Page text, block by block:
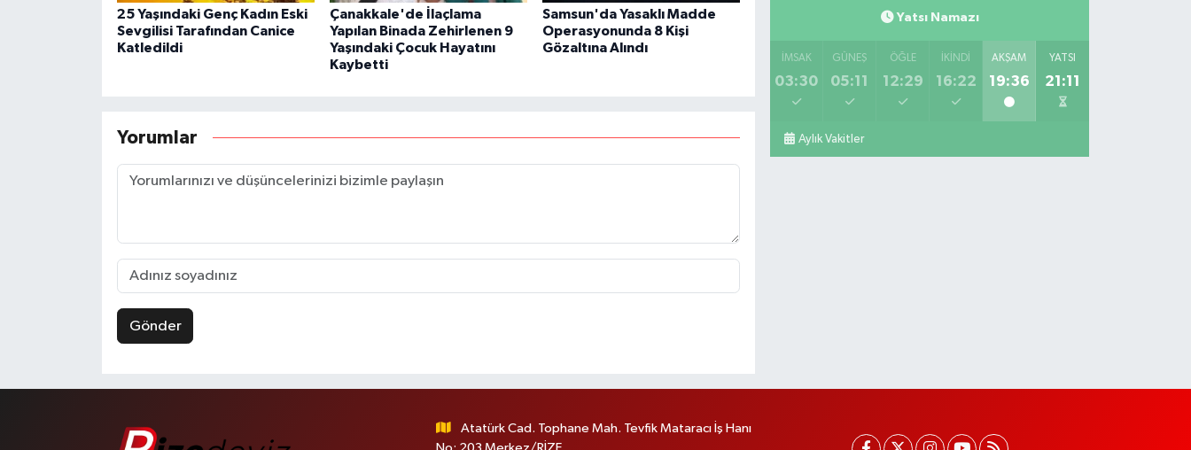
25 Yaşındaki Genç Kadın Eski
Sevgilisi Tarafından Canice
Katledildi
Çanakkale'de İlaçlama
Yapılan Binada Zehirlenen 9
Yaşındaki Çocuk Hayatını
Kaybetti
Samsun'da Yasaklı Madde
Operasyonunda 8 Kişi
Gözaltına Alındı
Yorumlar
Gönder
Yatsı Namazı
İMSAK
03:30
GÜNEŞ
05:11
ÖĞLE
12:29
İKINDI
16:22
AKŞAM
19:36
YATSI
21:11
Aylık Vakitler
Atatürk Cad. Tophane Mah. Tevfik Mataracı İş Hanı